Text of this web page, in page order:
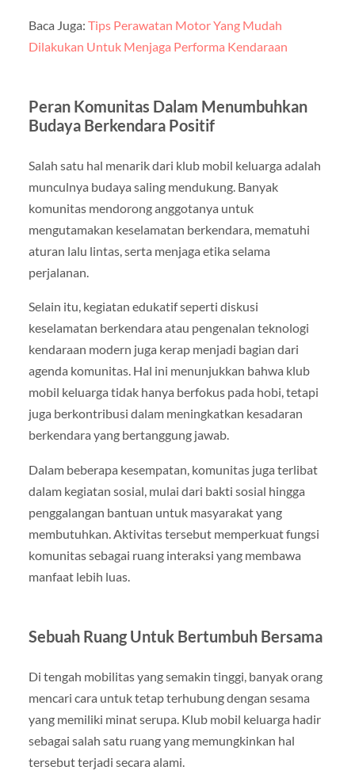
Baca Juga: Tips Perawatan Motor Yang Mudah
Dilakukan Untuk Menjaga Performa Kendaraan
Peran Komunitas Dalam Menumbuhkan
Budaya Berkendara Positif
Salah satu hal menarik dari klub mobil keluarga adalah
munculnya budaya saling mendukung. Banyak
komunitas mendorong anggotanya untuk
mengutamakan keselamatan berkendara, mematuhi
aturan lalu lintas, serta menjaga etika selama
perjalanan.
Selain itu, kegiatan edukatif seperti diskusi
keselamatan berkendara atau pengenalan teknologi
kendaraan modern juga kerap menjadi bagian dari
agenda komunitas. Hal ini menunjukkan bahwa klub
mobil keluarga tidak hanya berfokus pada hobi, tetapi
juga berkontribusi dalam meningkatkan kesadaran
berkendara yang bertanggung jawab.
Dalam beberapa kesempatan, komunitas juga terlibat
dalam kegiatan sosial, mulai dari bakti sosial hingga
penggalangan bantuan untuk masyarakat yang
membutuhkan. Aktivitas tersebut memperkuat fungsi
komunitas sebagai ruang interaksi yang membawa
manfaat lebih luas.
Sebuah Ruang Untuk Bertumbuh Bersama
Di tengah mobilitas yang semakin tinggi, banyak orang
mencari cara untuk tetap terhubung dengan sesama
yang memiliki minat serupa. Klub mobil keluarga hadir
sebagai salah satu ruang yang memungkinkan hal
tersebut terjadi secara alami.